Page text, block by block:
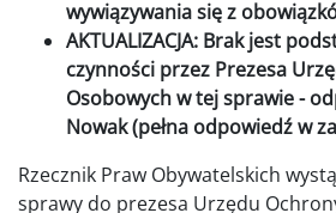
wywiązywania się z
AKTUALIZACJA: Brak jest
czynności przez Prezesa
Osobowych w tej sprawie -
Nowak (pełna odpowiedź w
Rzecznik Praw Obywatelskich
sprawy do prezesa Urzędu